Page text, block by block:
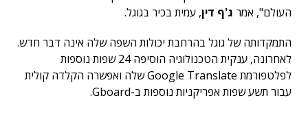
העולם", אמר ג'ף דין, עמית בכיר בגוגל.
התמקדותה של גוגל בהרחבת יכולות השפה שלה אינה דבר חדש.
לאחרונה, ענקית הטכנולוגיה הוסיפה 24 שפות נוספות
לפלטפורמת Google Translate שלה ואפשרה הקלדה קולית
עבור תשע שפות אפריקניות נוספות ב-Gboard.